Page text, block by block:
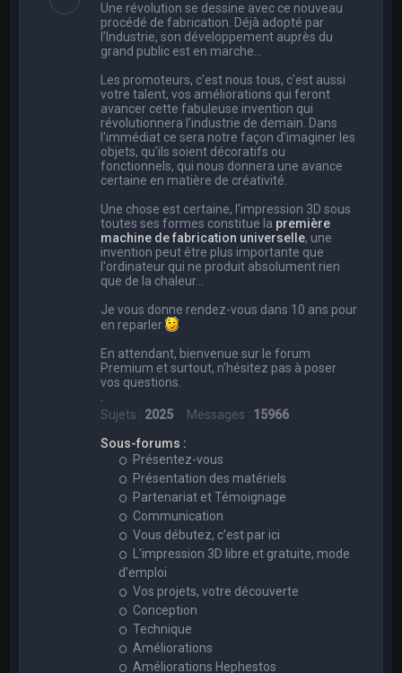
Une révolution se dessine avec ce nouveau
procédé de fabrication. Déjà adopté par
l’Industrie, son développement auprès du
grand public est en marche…
Les promoteurs, c'est nous tous, c'est aussi
votre talent, vos améliorations qui feront
avancer cette fabuleuse invention qui
révolutionnera l'industrie de demain. Dans
l'immédiat ce sera notre façon d'imaginer les
objets, qu'ils soient décoratifs ou
fonctionnels, qui nous donnera une avance
certaine en matière de créativité.
Une chose est certaine, l'impression 3D sous
toutes ses formes constitue la première
machine de fabrication universelle, une
invention peut être plus importante que
l'ordinateur qui ne produit absolument rien
que de la chaleur...
Je vous donne rendez-vous dans 10 ans pour
en reparler
En attendant, bienvenue sur le forum
Premium et surtout, n'hésitez pas à poser
vos questions.
Sujets : 2025 Messages : 15966
Sous-forums :
Présentez-vous
Présentation des matériels
Partenariat et Témoignage
Communication
Vous débutez, c'est par ici
L'impression 3D libre et gratuite, mode
d'emploi
Vos projets, votre découverte
Conception
Technique
Améliorations
Améliorations Hephestos